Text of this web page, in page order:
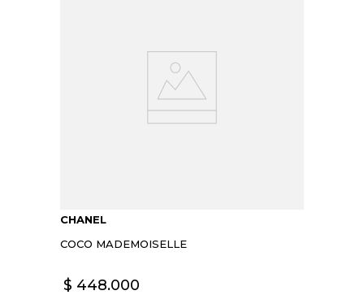
CHANEL
COCO MADEMOISELLE
$ 448.000